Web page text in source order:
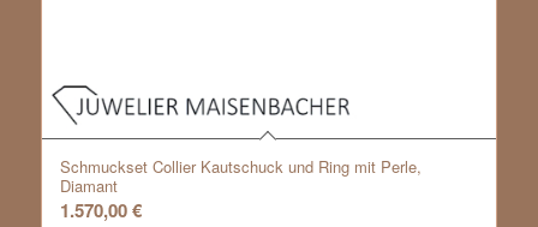
Schmuckset Collier Kautschuck und Ring mit Perle,
Diamant
1.570,00€